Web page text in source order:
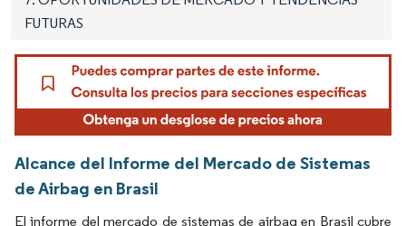
FUTURAS
Alcance del Informe del Mercado de Sistemas
de Airbag en Brasil
El informe del mercado de sistemas de airbag en Brasil cubre